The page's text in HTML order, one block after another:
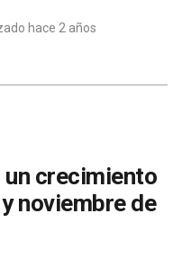
hace 2 años
crecimiento
noviembre de